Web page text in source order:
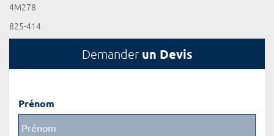
4M278
825-414
Demander un Devis
Prénom